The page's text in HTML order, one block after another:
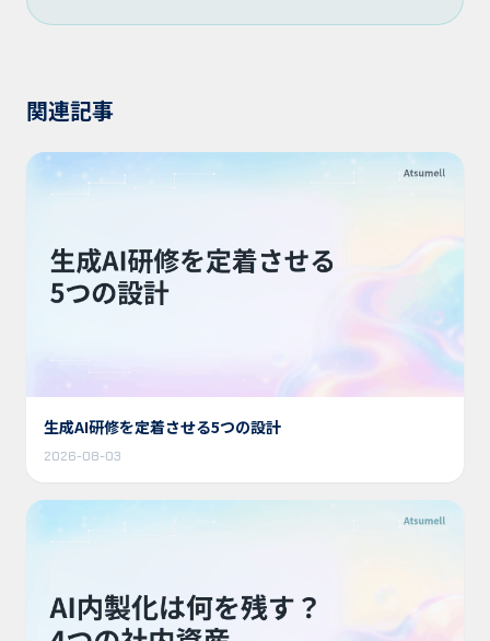
関連記事
生成AI研修を定着させる5つの設計
2026-08-03